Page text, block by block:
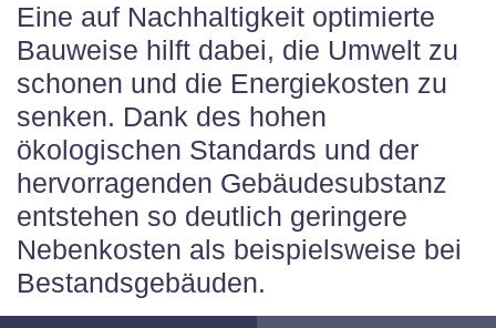
Eine auf Nachhaltigkeit optimierte
Bauweise hilft dabei, die Umwelt zu
schonen und die Energiekosten zu
senken. Dank des hohen
ökologischen Standards und der
hervorragenden Gebäudesubstanz
entstehen so deutlich geringere
Nebenkosten als beispielsweise bei
Bestandsgebäuden.